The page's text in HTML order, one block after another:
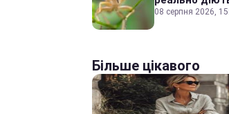
08 серпня 2026,
Більше цікавого